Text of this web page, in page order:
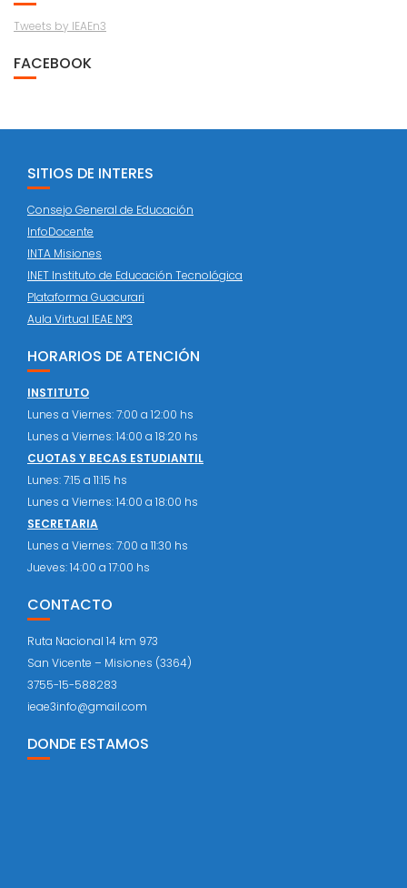
Tweets by IEAEn3
FACEBOOK
SITIOS DE INTERES
Consejo General de Educación
InfoDocente
INTA Misiones
INET Instituto de Educación Tecnológica
Plataforma Guacurari
Aula Virtual IEAE N°3
HORARIOS DE ATENCIÓN
INSTITUTO
Lunes a Viernes: 7:00 a 12:00 hs
Lunes a Viernes: 14:00 a 18:20 hs
CUOTAS Y BECAS ESTUDIANTIL
Lunes: 7:15 a 11:15 hs
Lunes a Viernes: 14:00 a 18:00 hs
SECRETARIA
Lunes a Viernes: 7:00 a 11:30 hs
Jueves: 14:00 a 17:00 hs
CONTACTO
Ruta Nacional 14 km 973
San Vicente – Misiones (3364)
3755-15-588283
ieae3info@gmail.com
DONDE ESTAMOS